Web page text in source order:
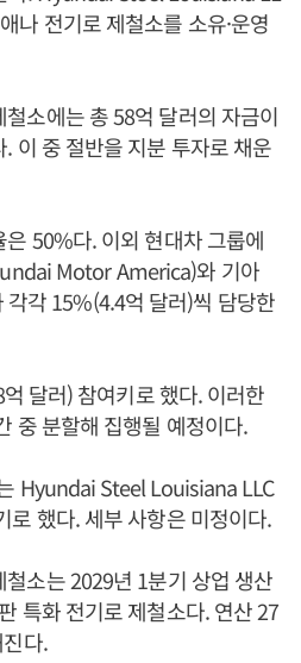
나 전기로 제철소를 소유·운영
소에는 총 58억 달러의 자금이
이 중 절반을 지분 투자로 채운
50%다. 이외 현대차 그룹에
Motor America)와 기아
각 15%(4.4억 달러)씩 담당한
달러) 참여키로 했다. 이러한
중 분할해 집행될 예정이다.
Hyundai Steel Louisiana LLC
로 했다. 세부 사항은 미정이다.
소는 2029년 1분기 상업 생산
특화 전기로 제철소다. 연산 27
다.